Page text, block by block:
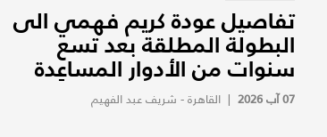
تفاصيل عودة كريم فهمي الى
البطولة المطلقة بعد تسع
سنوات من الأدوار المساعِدة
07 آب 2026 | القاهرة - شريف عبد الفهيم